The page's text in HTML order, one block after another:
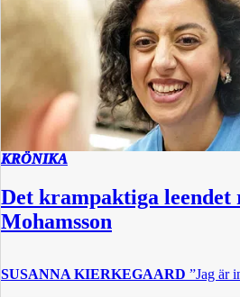
KRÖNIKA
Det krampaktiga leendet
Mohamsson
SUSANNA KIERKEGAARD ”Jag är